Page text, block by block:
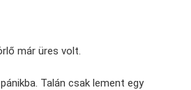
már üres volt.
Talán csak lement egy